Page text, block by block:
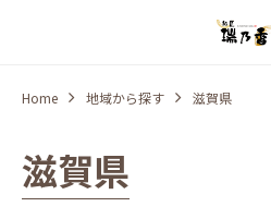
Home 地域から探す 滋賀県
滋賀県